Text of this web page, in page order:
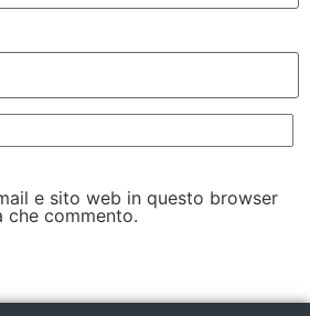
e sito web in questo browser
che commento.